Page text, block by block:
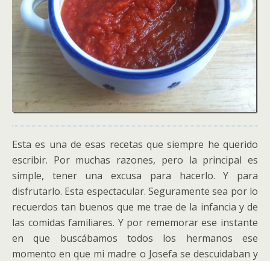
Esta es una de esas recetas que siempre he querido
escribir. Por muchas razones, pero la principal es
simple, tener una excusa para hacerlo. Y para
disfrutarlo. Esta espectacular. Seguramente sea por lo
recuerdos tan buenos que me trae de la infancia y de
las comidas familiares. Y por rememorar ese instante
en que buscábamos todos los hermanos ese
momento en que mi madre o Josefa se descuidaban y